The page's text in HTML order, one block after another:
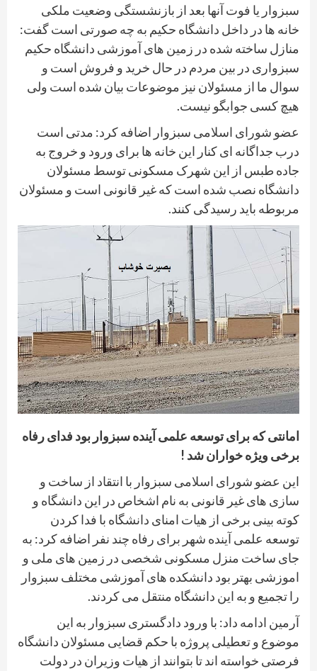
سبزوار یا فوت آنها بعد از بازنشستگی وضعیت ملکی
خانه ها در داخل دانشگاه حکیم به چه صورتی است گفت:
منازل ساخته شده در زمین های آموزشی دانشگاه حکیم
سبزواری در بین مردم در حال خرید و فروش است و
سوال ما از مسئولان نیز موضوعات بیان شده است ولی
هیچ کسی جوابگو نیست.
عضو شورای اسلامی سبزوار اضافه کرد: مدتی است
درب جداگانه ای کنار این خانه ها برای ورود و خروج به
جاده طبس از این شهرک مسکونی توسط مسئولان
دانشگاه نصب شده است که غیر قانونی است و مسئولان
مربوطه باید رسیدگی کنند.
امانتی که برای توسعه علمی آینده سبزوار بود فدای رفاه
برخی ویژه خواران شد !
این عضو شورای اسلامی سبزوار با انتقاد از ساخت و
سازی های غیر قانونی به نام اشخاص در این دانشگاه و
کوته بینی برخی از هیات امنای دانشگاه با فدا کردن
توسعه علمی آینده شهر برای رفاه چند نفر اضافه کرد: به
جای ساخت منزل مسکونی شخصی در زمین های ملی و
اموزشی بهتر بود دانشکده های آموزشی مختلف سبزوار
را تجمیع و به این دانشگاه منتقل می کردند.
آرمین ادامه داد: با ورود دادگستری سبزوار به این
موضوع و تعطیلی پروژه با حکم قضایی مسئولان دانشگاه
فرصتی خواسته اند تا بتوانند از هیات وزیران در دولت